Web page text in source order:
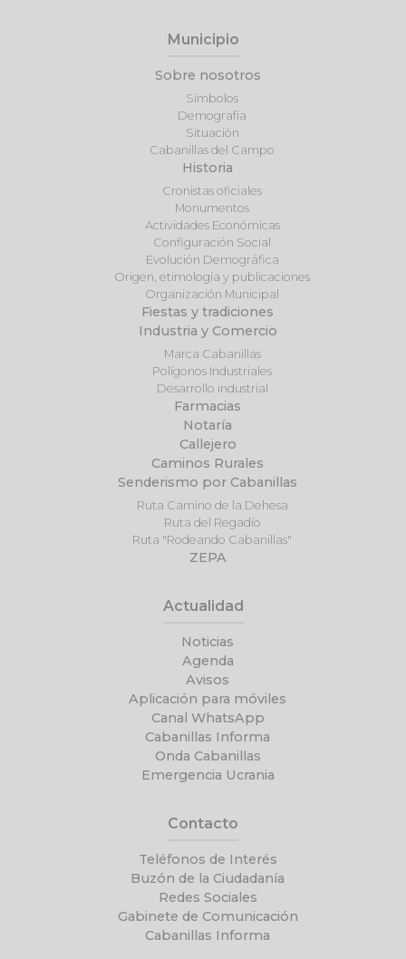
Municipio
Sobre nosotros
Símbolos
Demografía
Situación
Cabanillas del Campo
Historia
Cronistas oficiales
Monumentos
Actividades Económicas
Configuración Social
Evolución Demográfica
Origen, etimología y publicaciones
Organización Municipal
Fiestas y tradiciones
Industria y Comercio
Marca Cabanillas
Polígonos Industriales
Desarrollo industrial
Farmacias
Notaría
Callejero
Caminos Rurales
Senderismo por Cabanillas
Ruta Camino de la Dehesa
Ruta del Regadío
Ruta "Rodeando Cabanillas"
ZEPA
Actualidad
Noticias
Agenda
Avisos
Aplicación para móviles
Canal WhatsApp
Cabanillas Informa
Onda Cabanillas
Emergencia Ucrania
Contacto
Teléfonos de Interés
Buzón de la Ciudadanía
Redes Sociales
Gabinete de Comunicación
Cabanillas Informa